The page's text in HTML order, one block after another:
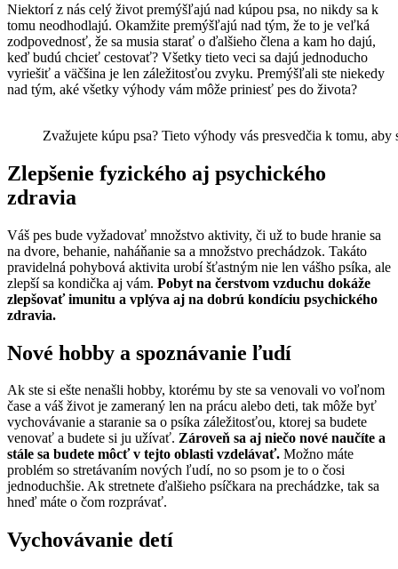
Niektorí z nás celý život premýšľajú nad kúpou psa, no nikdy sa k
tomu neodhodlajú. Okamžite premýšľajú nad tým, že to je veľká
zodpovednosť, že sa musia starať o ďalšieho člena a kam ho dajú,
keď budú chcieť cestovať? Všetky tieto veci sa dajú jednoducho
vyriešiť a väčšina je len záležitosťou zvyku. Premýšľali ste niekedy
nad tým, aké všetky výhody vám môže priniesť pes do života?
Zvažujete kúpu psa? Tieto výhody vás presvedčia k tomu,
Zlepšenie fyzického aj psychického
zdravia
Váš pes bude vyžadovať množstvo aktivity, či už to bude hranie sa
na dvore, behanie, naháňanie sa a množstvo prechádzok. Takáto
pravidelná pohybová aktivita urobí šťastným nie len vášho psíka, ale
zlepší sa kondička aj vám. Pobyt na čerstvom vzduchu dokáže
zlepšovať imunitu a vplýva aj na dobrú kondíciu psychického
zdravia.
Nové hobby a spoznávanie ľudí
Ak ste si ešte nenašli hobby, ktorému by ste sa venovali vo voľnom
čase a váš život je zameraný len na prácu alebo deti, tak môže byť
vychovávanie a staranie sa o psíka záležitosťou, ktorej sa budete
venovať a budete si ju užívať. Zároveň sa aj niečo nové naučíte a
stále sa budete môcť v tejto oblasti vzdelávať. Možno máte
problém so stretávaním nových ľudí, no so psom je to o čosi
jednoduchšie. Ak stretnete ďalšieho psíčkara na prechádzke, tak sa
hneď máte o čom rozprávať.
Vychovávanie detí